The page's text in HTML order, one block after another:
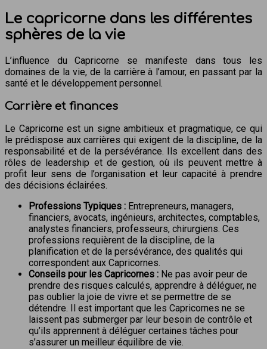
Le capricorne dans les différentes
sphères de la vie
L’influence du Capricorne se manifeste dans tous les
domaines de la vie, de la carrière à l’amour, en passant par la
santé et le développement personnel.
Carrière et finances
Le Capricorne est un signe ambitieux et pragmatique, ce qui
le prédispose aux carrières qui exigent de la discipline, de la
responsabilité et de la persévérance. Ils excellent dans des
rôles de leadership et de gestion, où ils peuvent mettre à
profit leur sens de l’organisation et leur capacité à prendre
des décisions éclairées.
Professions Typiques : Entrepreneurs, managers,
financiers, avocats, ingénieurs, architectes, comptables,
analystes financiers, professeurs, chirurgiens. Ces
professions requièrent de la discipline, de la
planification et de la persévérance, des qualités qui
correspondent aux Capricornes.
Conseils pour les Capricornes : Ne pas avoir peur de
prendre des risques calculés, apprendre à déléguer, ne
pas oublier la joie de vivre et se permettre de se
détendre. Il est important que les Capricornes ne se
laissent pas submerger par leur besoin de contrôle et
qu’ils apprennent à déléguer certaines tâches pour
s’assurer un meilleur équilibre de vie.